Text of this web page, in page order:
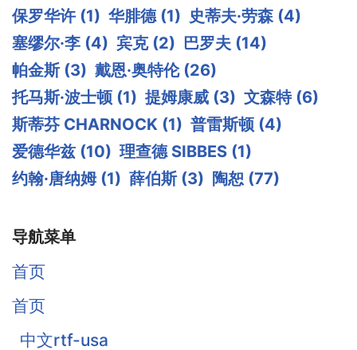
保罗华许 (1) 华腓德 (1) 史蒂夫·劳森 (4)
塞缪尔·李 (4) 宾克 (2) 巴罗夫 (14)
帕金斯 (3) 戴恩·奥特伦 (26)
托马斯·波士顿 (1) 提姆康威 (3) 文森特 (6)
斯蒂芬 CHARNOCK (1) 普雷斯顿 (4)
爱德华兹 (10) 理查德 SIBBES (1)
约翰·唐纳姆 (1) 薛伯斯 (3) 陶恕 (77)
导航菜单
首页
首页
中文rtf-usa